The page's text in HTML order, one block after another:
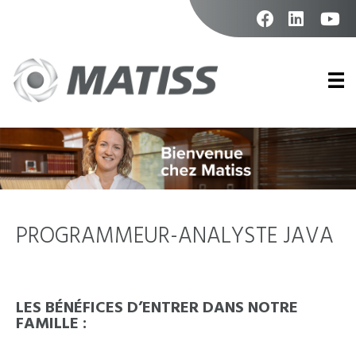
facebooklinkedin
PROGRAMMEUR-ANALYSTE JAVA
LES BÉNÉFICES D’ENTRER DANS NOTRE
FAMILLE :